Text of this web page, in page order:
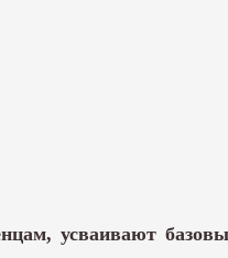
усваивают